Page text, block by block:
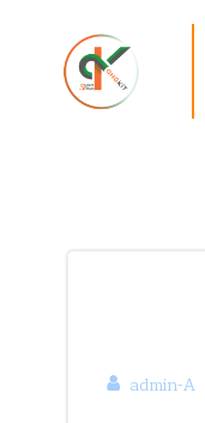
content
admin-A